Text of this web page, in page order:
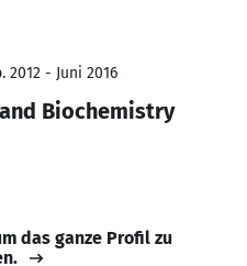
2012 - Juni 2016
Biochemistry
das ganze Profil zu